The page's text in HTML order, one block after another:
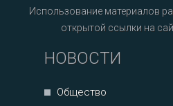
Использование материалов
открытой ссылки на
НОВОСТИ
Общество